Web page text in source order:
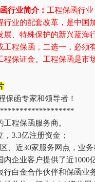
行业简介： 工程保函行业
行业的配套改革，是中国
展、特殊保护的新兴蓝海
工程保函，二选一，必须
程保证金。工程保函是市
保函专家和领导者！
工程保函服务商。
，3.3亿注册资金；
、近30家服务网点，业务
内企业客户提供了近1000
行白金合作伙伴和保函业